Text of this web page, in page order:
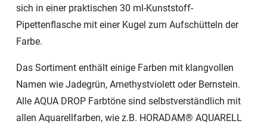
sich in einer praktischen 30 ml-Kunststoff-
Pipettenflasche mit einer Kugel zum Aufschütteln der
Farbe.
Das Sortiment enthält einige Farben mit klangvollen
Namen wie Jadegrün, Amethystviolett oder Bernstein.
Alle AQUA DROP Farbtöne sind selbstverständlich mit
allen Aquarellfarben, wie z.B. HORADAM® AQUARELL